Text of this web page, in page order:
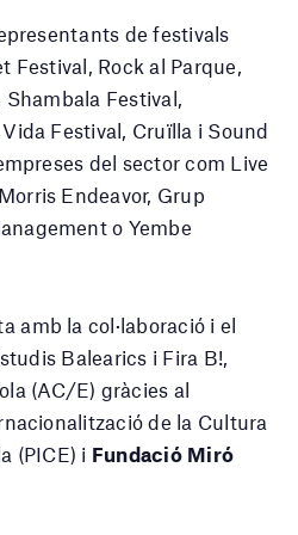
de festivals
Festival, Rock al Parque,
Festival,
Festival, Cruïlla i Sound
del sector com Live
Endeavor, Grup
o Yembe
amb la col·laboració i el
Balearics i Fira B!,
(AC/E) gràcies al
de la Cultura
(PICE) i Fundació Miró